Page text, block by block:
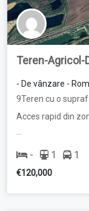
Teren-
- De vânzare -
9Teren cu o
Acces rapid din
- 1 1
€120,000